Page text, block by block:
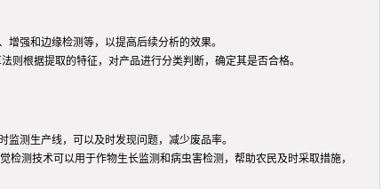
强和边缘检测等，以提高后续分析的效果。
根据提取的特征，对产品进行分类判断，确定其是否合格。
测生产线，可以及时发现问题，减少废品率。
测技术可以用于作物生长监测和病虫害检测，帮助农民及时采取措施，